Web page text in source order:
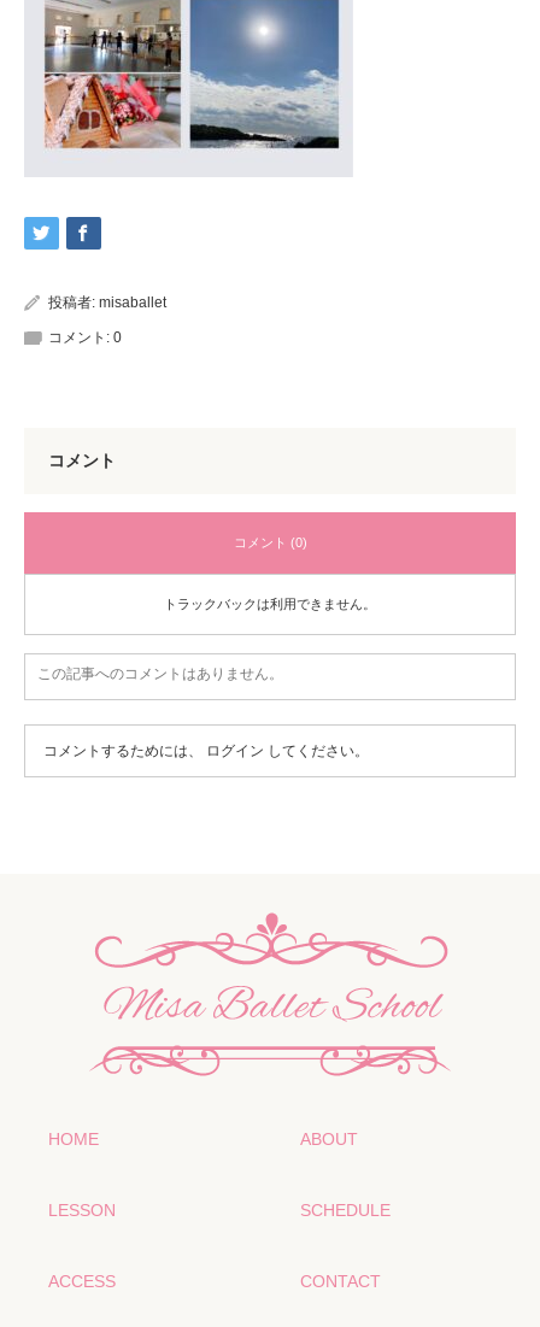
投稿者: misaballet
コメント: 0
コメント
コメント (0)
トラックバックは利用できません。
この記事へのコメントはありません。
コメントするためには、 ログイン してください。
HOME ABOUT
LESSON SCHEDULE
ACCESS CONTACT